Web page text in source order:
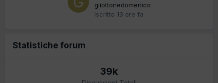
gliottonedomenico
Iscritto 13 ore fa
Statistiche forum
39k